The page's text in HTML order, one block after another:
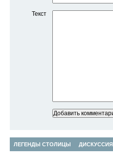
Текст
ЛЕГЕНДЫ СТОЛИЦЫ ДИСКУССИЯ